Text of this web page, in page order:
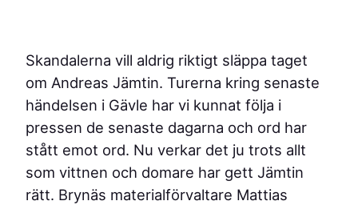
Skandalerna vill aldrig riktigt släppa taget
om Andreas Jämtin. Turerna kring senaste
händelsen i Gävle har vi kunnat följa i
pressen de senaste dagarna och ord har
stått emot ord. Nu verkar det ju trots allt
som vittnen och domare har gett Jämtin
rätt. Brynäs materialförvaltare Mattias